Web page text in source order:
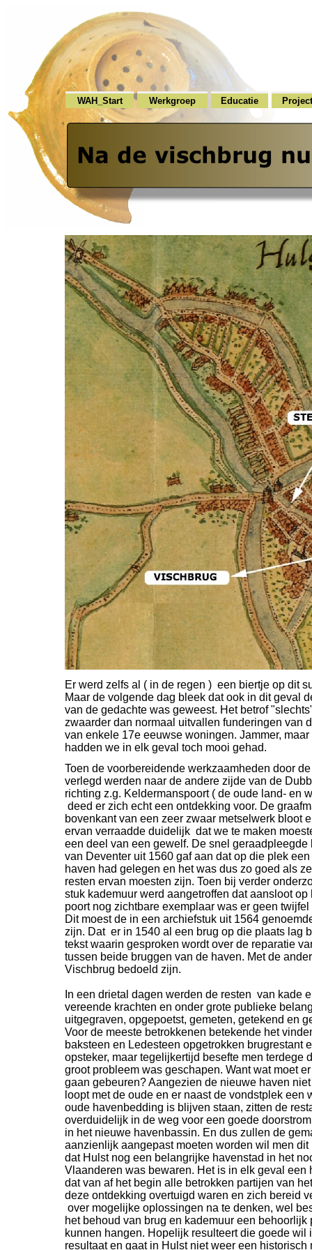
WAH_Start Werkgroep Educatie
Er werd zelfs al ( in de regen ) een biertje op dit
Maar de volgende dag bleek dat ook in dit geval
van de gedachte was geweest. Het betrof
zwaarder dan normaal uitvallen funderingen van
van enkele 17e eeuwse woningen. Jammer,
hadden we in elk geval toch mooi gehad.
Toen de voorbereidende werkzaamheden door
verlegd werden naar de andere zijde van de
richting z.g. Keldermanspoort ( de oude land- en
deed er zich echt een ontdekking voor. De
bovenkant van een zeer zwaar metselwerk bloot
ervan verraadde duidelijk dat we te maken
een deel van een gewelf. De snel geraadpleegde
van Deventer uit 1560 gaf aan dat op die plek
haven had gelegen en het was dus zo goed als
resten ervan moesten zijn. Toen bij verder
stuk kademuur werd aangetroffen dat aansloot
poort nog zichtbare exemplaar was er geen
Dit moest de in een archiefstuk uit 1564
zijn. Dat er in 1540 al een brug op die plaats lag
tekst waarin gesproken wordt over de reparatie
tussen beide bruggen van de haven. Met de
Vischbrug bedoeld zijn.
In een drietal dagen werden de resten van kade
vereende krachten en onder grote publieke
uitgegraven, opgepoetst, gemeten, getekend en
Voor de meeste betrokkenen betekende het
baksteen en Ledesteen opgetrokken brugrestant
opsteker, maar tegelijkertijd besefte men terdege
groot probleem was geschapen. Want wat moet
gaan gebeuren? Aangezien de nieuwe haven
loopt met de oude en er naast de vondstplek een
oude havenbedding is blijven staan, zitten de
overduidelijk in de weg voor een goede
in het nieuwe havenbassin. En dus zullen de
aanzienlijk aangepast moeten worden wil men dit
dat Hulst nog een belangrijke havenstad in het
Vlaanderen was bewaren. Het is in elk geval een
dat van af het begin alle betrokken partijen van
deze ontdekking overtuigd waren en zich bereid
over mogelijke oplossingen na te denken, wel
het behoud van brug en kademuur een behoorlijk
kunnen hangen. Hopelijk resulteert die goede wil
resultaat en gaat in Hulst niet weer een historisch